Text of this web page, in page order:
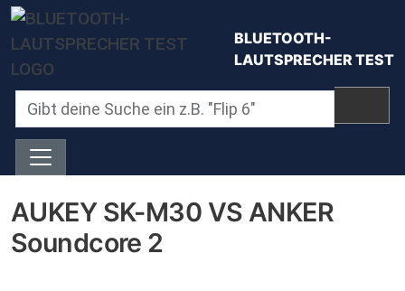
Direkt zum Inhalt
BLUETOOTH-
LAUTSPRECHER TEST
AUKEY SK-M30 VS ANKER
Soundcore 2